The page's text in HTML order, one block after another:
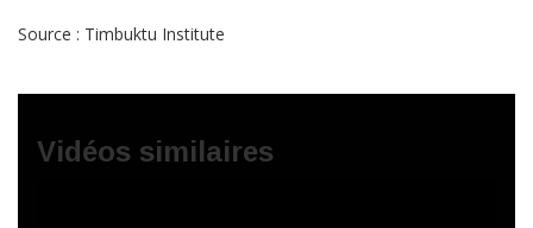
Source : Timbuktu Institute
Vidéos similaires